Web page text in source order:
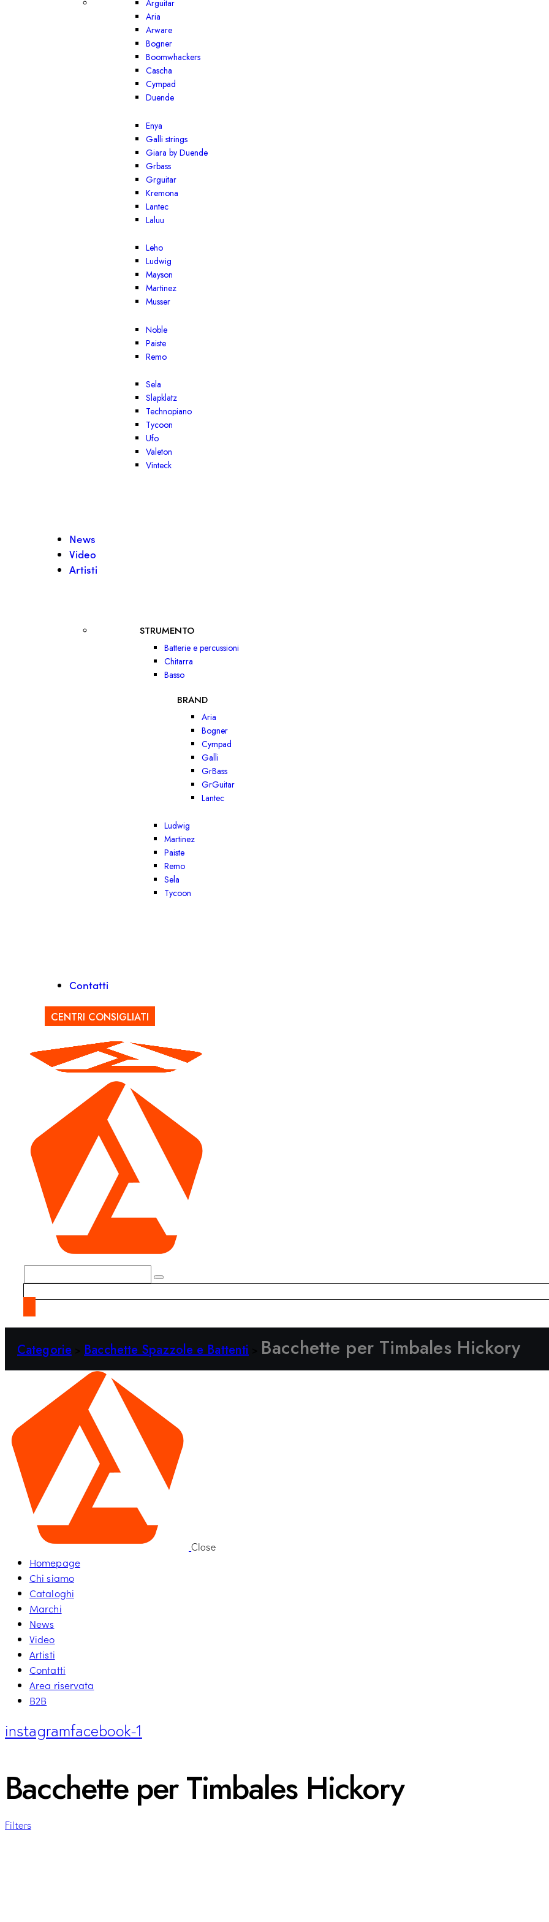
Arguitar
Aria
Arware
Bogner
Boomwhackers
Cascha
Cympad
Duende
Enya
Galli strings
Giara by Duende
Grbass
Grguitar
Kremona
Lantec
Laluu
Leho
Ludwig
Mayson
Martinez
Musser
Noble
Paiste
Remo
Sela
Slapklatz
Technopiano
Tycoon
Ufo
Valeton
Vinteck
News
Video
Artisti
STRUMENTO
Batterie e percussioni
Chitarra
Basso
BRAND
Aria
Bogner
Cympad
Galli
GrBass
GrGuitar
Lantec
Ludwig
Martinez
Paiste
Remo
Sela
Tycoon
Contatti
CENTRI CONSIGLIATI
Categorie Bacchette Spazzole e Battenti Bacchette per Timbales Hickory
Close
Homepage
Chi siamo
Cataloghi
Marchi
News
Video
Artisti
Contatti
Area riservata
B2B
instagramfacebook-1
Bacchette per Timbales Hickory
Filters